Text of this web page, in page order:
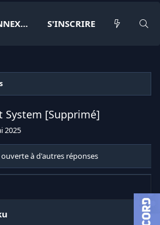
CONNEXION S'INSCRIRE
System [Supprimé]
2025
à d'autres réponses